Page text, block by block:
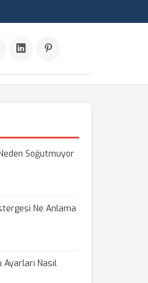
Soğutmuyor
Ne Anlama
Nasıl